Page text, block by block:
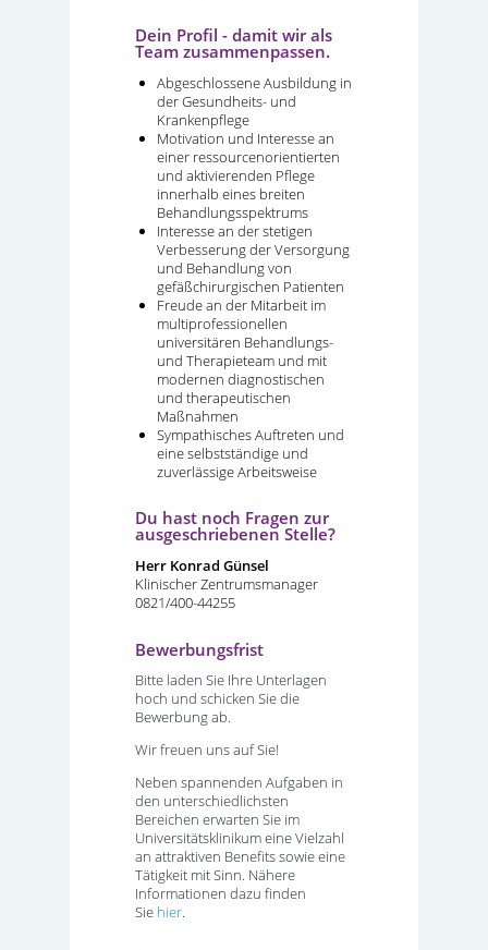
Dein Profil - damit wir als
Team zusammenpassen.
Abgeschlossene Ausbildung in
der Gesundheits- und
Krankenpflege
Motivation und Interesse an
einer ressourcenorientierten
und aktivierenden Pflege
innerhalb eines breiten
Behandlungsspektrums
Interesse an der stetigen
Verbesserung der Versorgung
und Behandlung von
gefäßchirurgischen Patienten
Freude an der Mitarbeit im
multiprofessionellen
universitären Behandlungs-
und Therapieteam und mit
modernen diagnostischen
und therapeutischen
Maßnahmen
Sympathisches Auftreten und
eine selbstständige und
zuverlässige Arbeitsweise
Du hast noch Fragen zur
ausgeschriebenen Stelle?
Herr Konrad Günsel
Klinischer Zentrumsmanager
0821/400-44255
Bewerbungsfrist
Bitte laden Sie Ihre Unterlagen
hoch und schicken Sie die
Bewerbung ab.
Wir freuen uns auf Sie!
Neben spannenden Aufgaben in
den unterschiedlichsten
Bereichen erwarten Sie im
Universitätsklinikum eine Vielzahl
an attraktiven Benefits sowie eine
Tätigkeit mit Sinn. Nähere
Informationen dazu finden
Sie hier.